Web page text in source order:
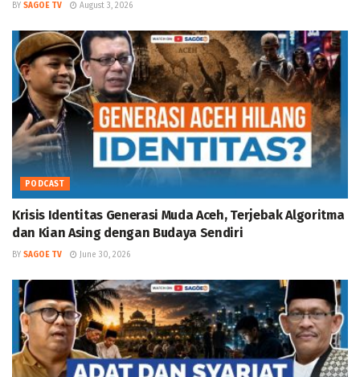
BY SAGOE TV August 3, 2026
PODCAST
Krisis Identitas Generasi Muda Aceh, Terjebak Algoritma
dan Kian Asing dengan Budaya Sendiri
BY SAGOE TV June 30, 2026